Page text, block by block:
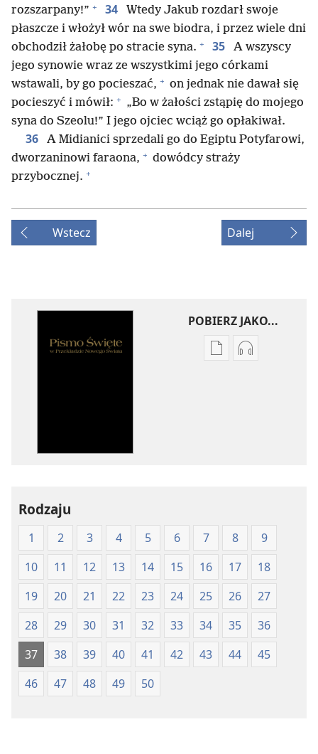
rozszarpany!” + 34
Wtedy Jakub rozdarł swoje
płaszcze i włożył wór na swe biodra, i przez wiele dni
obchodził żałobę po stracie syna. + 35
A wszyscy
jego synowie wraz ze wszystkimi jego córkami
wstawali, by go pocieszać, + on jednak nie dawał się
pocieszyć i mówił: + „Bo w żałości zstąpię do mojego
syna do Szeolu!” I jego ojciec wciąż go opłakiwał.
36
A Midianici sprzedali go do Egiptu Potyfarowi,
dworzaninowi faraona, + dowódcy straży
przybocznej. +
Wstecz Dalej
POBIERZ JAKO...
Ustawienia
(wydanie
roku
1997)
Ustawienia
(wydanie
roku
1997)
Rodzaju
1 2 3 4 5 6 7 8
9
10
11 12 13 14 15 16 17
18
19
20 21 22 23 24 25 26
27
28
29 30 31 32 33 34 35
36
37
38 39 40 41 42 43 44
45
46
47 48 49 50